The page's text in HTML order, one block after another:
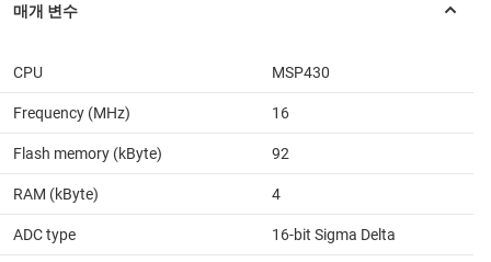
CPU MSP430
Frequency (MHz) 16
Flash memory (kByte) 92
RAM (kByte) 4
ADC type 16-bit Sigma Delta